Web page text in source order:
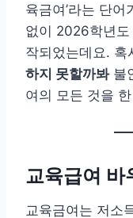
육금여’라는 단
없이 2026학년도
작되었는데요. 혹
하지 못할까봐불
여의 모든 것을
교육급여 바
교육금여는 저소